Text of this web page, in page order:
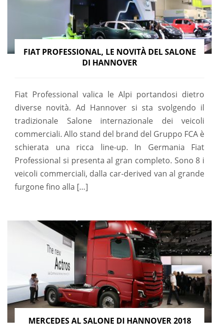
FIAT PROFESSIONAL, LE NOVITÀ DEL SALONE
DI HANNOVER
Fiat Professional valica le Alpi portandosi dietro
diverse novità. Ad Hannover si sta svolgendo il
tradizionale Salone internazionale dei veicoli
commerciali. Allo stand del brand del Gruppo FCA è
schierata una ricca line-up. In Germania Fiat
Professional si presenta al gran completo. Sono 8 i
veicoli commerciali, dalla car-derived van al grande
furgone fino alla […]
MERCEDES AL SALONE DI HANNOVER 2018